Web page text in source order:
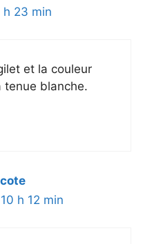
h 23 min
et la couleur
tenue blanche.
h 12 min